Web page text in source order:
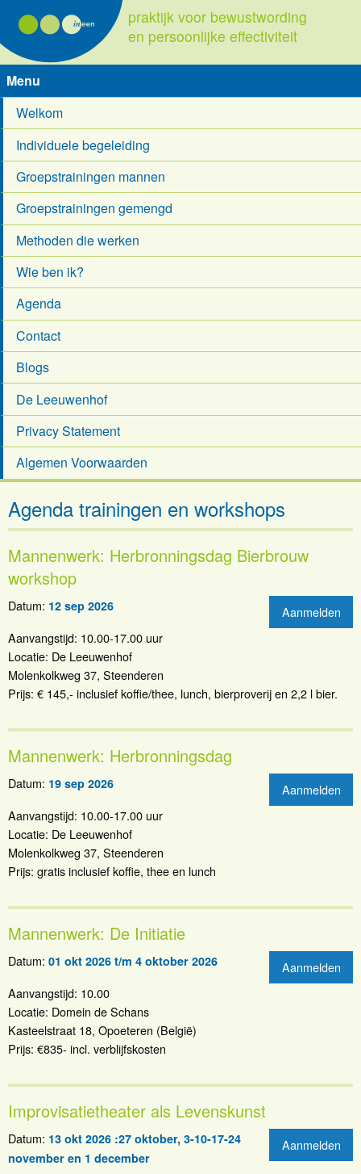
praktijk voor bewustwording
en persoonlijke effectiviteit
Menu
Welkom
Individuele begeleiding
Groepstrainingen mannen
Groepstrainingen gemengd
Methoden die werken
Wie ben ik?
Agenda
Contact
Blogs
De Leeuwenhof
Privacy Statement
Algemen Voorwaarden
Agenda trainingen en workshops
Mannenwerk: Herbronningsdag Bierbrouw
workshop
Aanmelden
Datum: 12 sep 2026
Aanvangstijd: 10.00-17.00 uur
Locatie: De Leeuwenhof
Molenkolkweg 37, Steenderen
Prijs: € 145,- inclusief koffie/thee, lunch, bierproverij en 2,2 l bier.
Mannenwerk: Herbronningsdag
Aanmelden
Datum: 19 sep 2026
Aanvangstijd: 10.00-17.00 uur
Locatie: De Leeuwenhof
Molenkolkweg 37, Steenderen
Prijs: gratis inclusief koffie, thee en lunch
Mannenwerk: De Initiatie
Aanmelden
Datum: 01 okt 2026 t/m 4 oktober 2026
Aanvangstijd: 10.00
Locatie: Domein de Schans
Kasteelstraat 18, Opoeteren (België)
Prijs: €835- incl. verblijfskosten
Improvisatietheater als Levenskunst
Aanmelden
Datum: 13 okt 2026 :27 oktober, 3-10-17-24
november en 1 december